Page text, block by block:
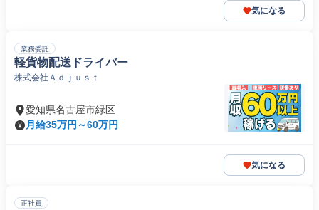
気になる
業務委託
軽貨物配送ドライバー
株式会社Ａｄｊｕｓｔ
愛知県名古屋市緑区
月給35万円～60万円
気になる
正社員